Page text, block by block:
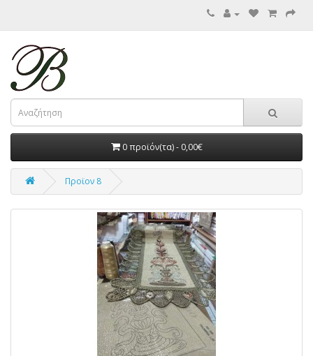
0 προϊόν(τα) - 0,00€
Προϊον 8